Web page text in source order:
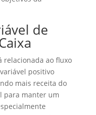
de
relacionada ao fluxo
positivo
mais receita do
para manter um